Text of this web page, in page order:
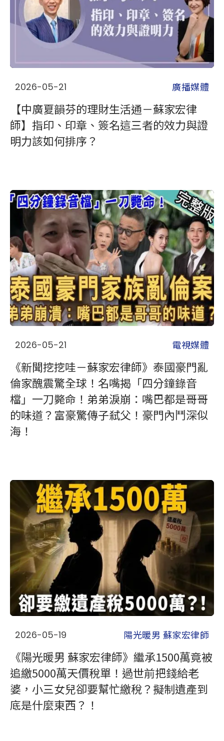
2026-05-21 廣播媒體
【中廣夏韻芬的理財生活通－蘇家宏律
師】指印、印章、簽名這三者的效力與證
明力該如何排序？
2026-05-21 電視媒體
《新聞挖挖哇－蘇家宏律師》泰國豪門亂
倫家醜震驚全球！名嘴揭「四分鐘錄音
檔」一刀斃命！弟弟淚崩：嘴巴都是哥哥
的味道？富豪驚傳子弒父！豪門內鬥深似
海！
2026-05-19 陽光暖男 蘇家宏律師
《陽光暖男 蘇家宏律師》繼承1500萬竟被
追繳5000萬天價稅單！過世前把錢給老
婆，小三女兒卻要幫忙繳稅？擬制遺產到
底是什麼東西？！